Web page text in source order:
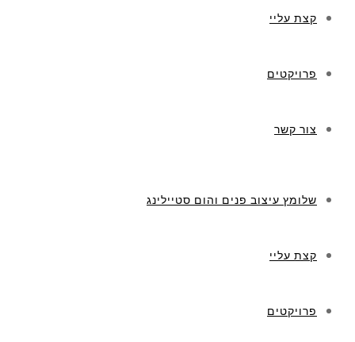
קצת עליי
פרויקטים
צור קשר
שלומץ עיצוב פנים והום סטיילינג
קצת עליי
פרויקטים